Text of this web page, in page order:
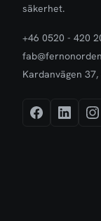
säkerhet.
+46 0520 - 420
Kardanvägen 37,